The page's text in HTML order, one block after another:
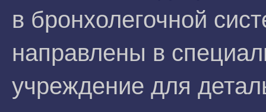
в бронхолегочной
направлены в
учреждение для